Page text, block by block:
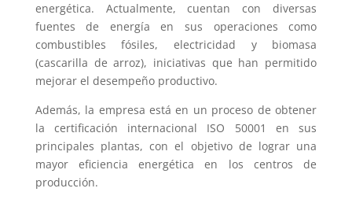
energética. Actualmente, cuentan con diversas
fuentes de energía en sus operaciones como
combustibles fósiles, electricidad y biomasa
(cascarilla de arroz), iniciativas que han permitido
mejorar el desempeño productivo.
Además, la empresa está en un proceso de obtener
la certificación internacional ISO 50001 en sus
principales plantas, con el objetivo de lograr una
mayor eficiencia energética en los centros de
producción.